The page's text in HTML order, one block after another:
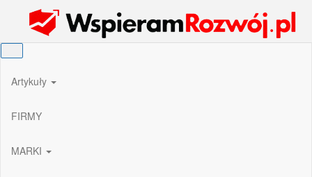
Wspieram Rozwój PL
Artykuły
FIRMY
MARKI